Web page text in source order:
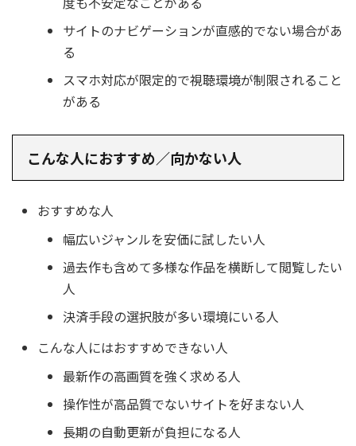
サイトのナビゲーションが直感的でない場合があ
る
スマホ対応が限定的で視聴環境が制限されること
がある
こんな人におすすめ／向かない人
おすすめな人
幅広いジャンルを安価に試したい人
過去作も含めて多様な作品を横断して閲覧したい
人
決済手段の選択肢が多い環境にいる人
こんな人にはおすすめできない人
最新作の高画質を強く求める人
操作性が高品質でないサイトを好まない人
長期の自動更新が負担になる人